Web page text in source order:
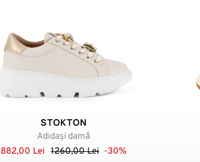
STOKTON
Adidași damă
882,00 Lei 1260,00 Lei -30%